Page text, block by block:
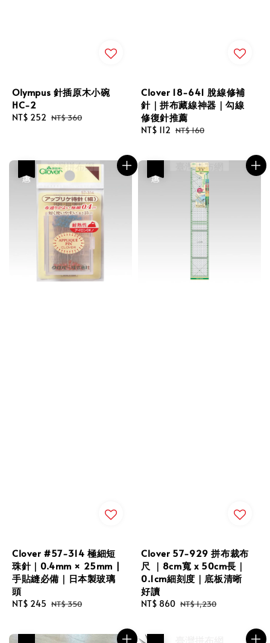
Olympus 針插原木小碗
HC-2
Sale
NT$ 252 Regular
NT$ 360
Clover 18-641 脫線修補
針｜拼布藏線神器｜勾線
修復針推薦
Sale
NT$ 112 Regular
NT$ 160
Clover #57-314 極細短
珠針｜0.4mm × 25mm |
手貼縫必備｜日本製玻璃
頭
Sale
NT$ 245 Regular
NT$ 350
Clover 57-929 拼布裁布
尺 ｜8cm寬 x 50cm長｜
0.1cm細刻度｜底板清晰
好讀
Sale
NT$ 860 Regular
NT$ 1,230